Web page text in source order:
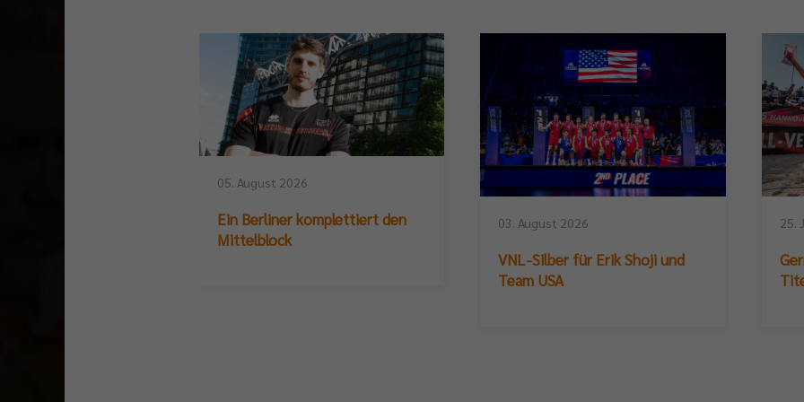
05. August 2026
Ein Berliner komplettiert den
Mittelblock
03. August 2026
VNL-Silber für Erik Shoji und
Team USA
25.